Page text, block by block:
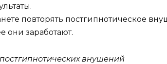
повторять постгипнотическое
они заработают.
внушений